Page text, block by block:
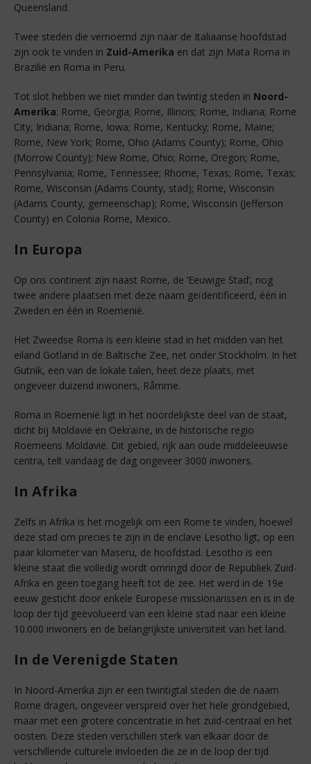
Queensland.
Twee steden die vernoemd zijn naar de Italiaanse hoofdstad
zijn ook te vinden in Zuid-Amerika en dat zijn Mata Roma in
Brazilië en Roma in Peru.
Tot slot hebben we niet minder dan twintig steden in Noord-
Amerika: Rome, Georgia; Rome, Illinois; Rome, Indiana; Rome
City, Indiana; Rome, Iowa; Rome, Kentucky; Rome, Maine;
Rome, New York; Rome, Ohio (Adams County); Rome, Ohio
(Morrow County); New Rome, Ohio; Rome, Oregon; Rome,
Pennsylvania; Rome, Tennessee; Rhome, Texas; Rome, Texas;
Rome, Wisconsin (Adams County, stad); Rome, Wisconsin
(Adams County, gemeenschap); Rome, Wisconsin (Jefferson
County) en Colonia Rome, Mexico.
In Europa
Op ons continent zijn naast Rome, de ‘Eeuwige Stad’, nog
twee andere plaatsen met deze naam geïdentificeerd, één in
Zweden en één in Roemenië.
Het Zweedse Roma is een kleine stad in het midden van het
eiland Gotland in de Baltische Zee, net onder Stockholm. In het
Gutnik, een van de lokale talen, heet deze plaats, met
ongeveer duizend inwoners, Råmme.
Roma in Roemenië ligt in het noordelijkste deel van de staat,
dicht bij Moldavië en Oekraïne, in de historische regio
Roemeens Moldavië. Dit gebied, rijk aan oude middeleeuwse
centra, telt vandaag de dag ongeveer 3000 inwoners.
In Afrika
Zelfs in Afrika is het mogelijk om een Rome te vinden, hoewel
deze stad om precies te zijn in de enclave Lesotho ligt, op een
paar kilometer van Maseru, de hoofdstad. Lesotho is een
kleine staat die volledig wordt omringd door de Republiek Zuid-
Afrika en geen toegang heeft tot de zee. Het werd in de 19e
eeuw gesticht door enkele Europese missionarissen en is in de
loop der tijd geëvolueerd van een kleine stad naar een kleine
10.000 inwoners en de belangrijkste universiteit van het land.
In de Verenigde Staten
In Noord-Amerika zijn er een twintigtal steden die de naam
Rome dragen, ongeveer verspreid over het hele grondgebied,
maar met een grotere concentratie in het zuid-centraal en het
oosten. Deze steden verschillen sterk van elkaar door de
verschillende culturele invloeden die ze in de loop der tijd